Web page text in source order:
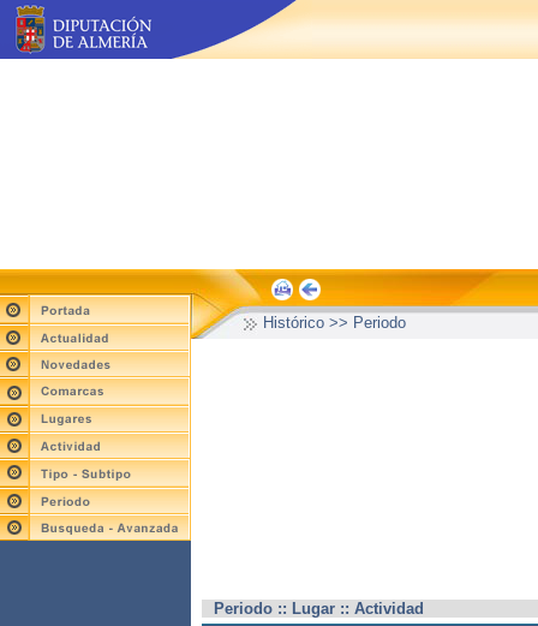
Histórico >> Periodo
Periodo :: Lugar :: Actividad